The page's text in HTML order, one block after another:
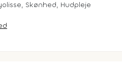
Skønhed, Hudpleje